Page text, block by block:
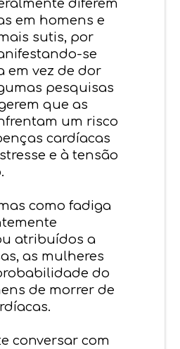
diferem
em homens e
sutis, por
se
em vez de dor
pesquisas
que as
um risco
cardíacas
e à tensão
como fadiga
atribuídos a
as mulheres
do
de morrer de
conversar com